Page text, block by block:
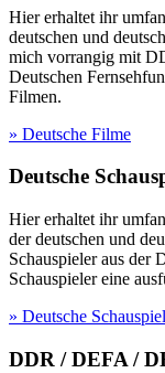
Hier erhaltet ihr
deutschen und
mich vorrangig mit
Deutschen
Filmen.
» Deutsche Filme
Deutsche
Hier erhaltet ihr
der deutschen und
Schauspieler aus der
Schauspieler eine
» Deutsche
DDR / DEFA /